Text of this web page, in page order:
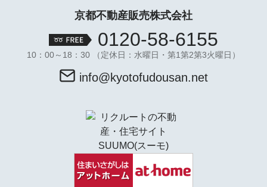
京都不動産販売株式会社
0120-58-6155
10：00～18：30 （定休日：水曜日・第1第2第3火曜日）
info@kyotofudousan.net